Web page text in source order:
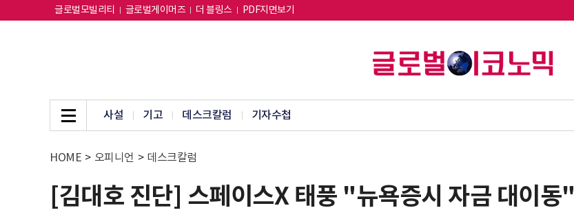
글로벌모빌리티 글로벌게이머즈 더 블링스 PDF지면보기
사설 기고 데스크칼럼 기자수첩
HOME > 오피니언 > 데스크칼럼
[김대호 진단] 스페이스X 태풍 "뉴욕증시 자금 대이동"